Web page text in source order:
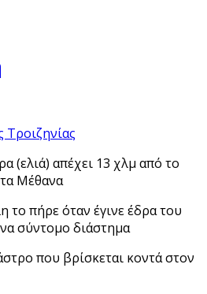
Τροιζηνίας
(ελιά) απέχει 13 χλμ από το
Μέθανα
το πήρε όταν έγινε έδρα του
σύντομο διάστημα
που βρίσκεται κοντά στον